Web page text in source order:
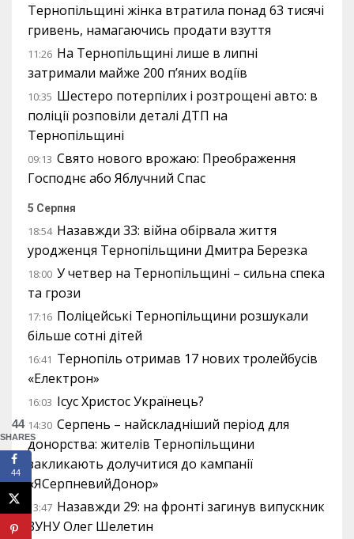
Тернопільщині жінка втратила понад 63 тисячі
гривень, намагаючись продати взуття
11:26 На Тернопільщині лише в липні
затримали майже 200 п’яних водіїв
10:35 Шестеро потерпілих і розтрощені авто: в
поліції розповіли деталі ДТП на
Тернопільщині
09:13 Свято нового врожаю: Преображення
Господнє або Яблучний Спас
5 Серпня
18:54 Назавжди 33: війна обірвала життя
уродженця Тернопільщини Дмитра Березка
18:00 У четвер на Тернопільщині – сильна спека
та грози
17:16 Поліцейські Тернопільщини розшукали
більше сотні дітей
16:41 Тернопіль отримав 17 нових тролейбусів
«Електрон»
16:03 Ісус Христос Українець?
14:30 Серпень – найскладніший період для
донорства: жителів Тернопільщини
закликають долучитися до кампанії
«ЯСерпневийДонор»
13:47 Назавжди 29: на фронті загинув випускник
ЗУНУ Олег Шелетин
44
SHARES
44